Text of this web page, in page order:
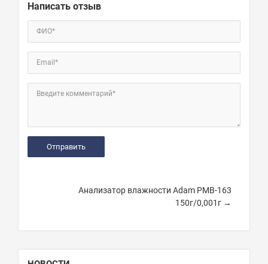
Написать отзыв
ФИО*
Email*
Введите комментарий*
Анализатор влажности Adam PMB-163
150г/0,001г →